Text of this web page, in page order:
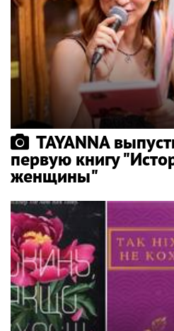
TAYANNA
первую книгу
женщины"